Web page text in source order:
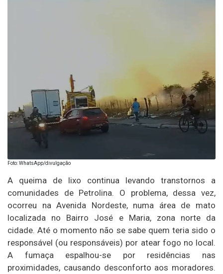
Foto: WhatsApp/divulgação
A queima de lixo continua levando transtornos a
comunidades de Petrolina. O problema, dessa vez,
ocorreu na Avenida Nordeste, numa área de mato
localizada no Bairro José e Maria, zona norte da
cidade. Até o momento não se sabe quem teria sido o
responsável (ou responsáveis) por atear fogo no local.
A fumaça espalhou-se por residências nas
proximidades, causando desconforto aos moradores.